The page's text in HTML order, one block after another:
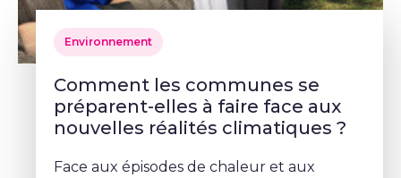
Environnement
Comment les communes se
préparent-elles à faire face aux
nouvelles réalités climatiques ?
Face aux épisodes de chaleur et aux